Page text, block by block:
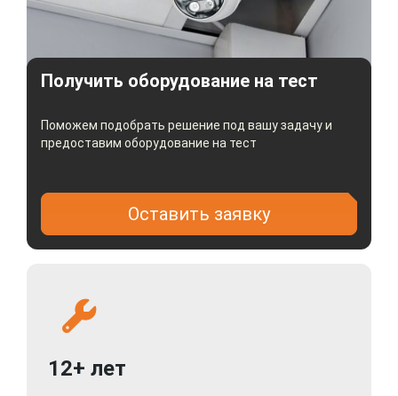
по горизонтали, 59-18° по вертикали, 140-36° по
диагонали
Матрица 1/2.7" Progressive CMOS sensor
Минимальная чувствительность 0.003 лк F1.2
(AGC ON); B/W 0 лк IR ON
WDR 120dB
Шумоподавление 3DNR
Слот для карт памяти MicroSD (до 256Gb)
Получить оборудование на тест
Поможем подобрать решение под вашу задачу и
предоставим оборудование на тест
Оставить заявку
12+ лет